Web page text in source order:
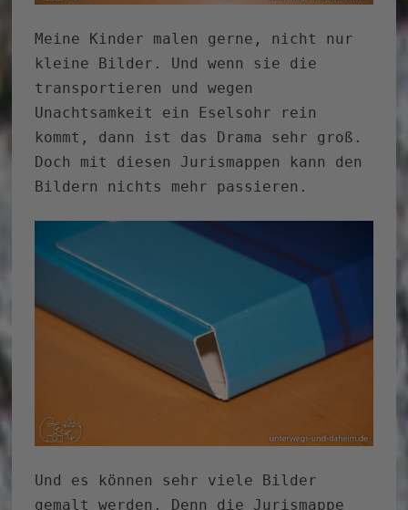
Meine Kinder malen gerne, nicht nur
kleine Bilder. Und wenn sie die
transportieren und wegen
Unachtsamkeit ein Eselsohr rein
kommt, dann ist das Drama sehr groß.
Doch mit diesen Jurismappen kann den
Bildern nichts mehr passieren.
Und es können sehr viele Bilder
gemalt werden. Denn die Jurismappe